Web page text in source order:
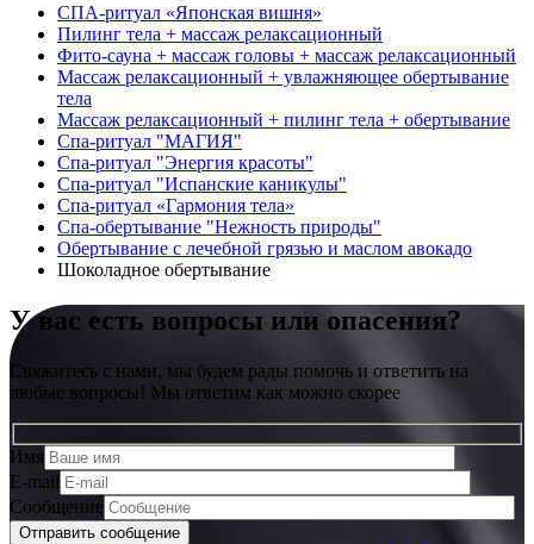
СПА-ритуал «Японская вишня»
Пилинг тела + массаж релаксационный
Фито-сауна + массаж головы + массаж релаксационный
Массаж релаксационный + увлажняющее обертывание
тела
Массаж релаксационный + пилинг тела + обертывание
Спа-ритуал "МАГИЯ"
Спа-ритуал "Энергия красоты"
Спа-ритуал "Испанские каникулы"
Спа-ритуал «Гармония тела»
Спа-обертывание "Нежность природы"
Обертывание с лечебной грязью и маслом авокадо
Шоколадное обертывание
У вас есть вопросы или опасения?
Свяжитесь с нами, мы будем рады помочь и ответить на
любые вопросы! Мы ответим как можно скорее
Имя
E-mail
Сообщение